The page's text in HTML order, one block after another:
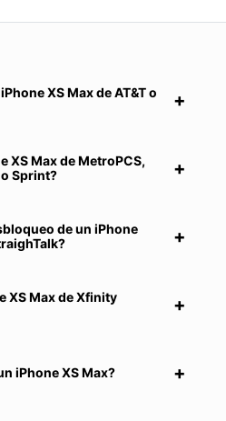
XS Max de AT&T o
XS Max de MetroPCS,
Sprint?
de un iPhone
XS Max de Xfinity
iPhone XS Max?